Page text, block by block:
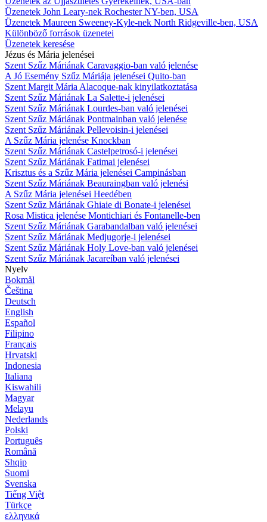
Üzenetek John Leary-nek Rochester NY-ben, USA
Üzenetek Maureen Sweeney-Kyle-nek North Ridgeville-ben, USA
Különböző források üzenetei
Üzenetek keresése
Jézus és Mária jelenései
Szent Szűz Máriának Caravaggio-ban való jelenése
A Jó Esemény Szűz Máriája jelenései Quito-ban
Szent Margit Mária Alacoque-nak kinyilatkoztatása
Szent Szűz Máriának La Salette-i jelenései
Szent Szűz Máriának Lourdes-ban való jelenései
Szent Szűz Máriának Pontmainban való jelenése
Szent Szűz Máriának Pellevoisin-i jelenései
A Szűz Mária jelenése Knockban
Szent Szűz Máriának Castelpetrosó-i jelenései
Szent Szűz Máriának Fatimai jelenései
Krisztus és a Szűz Mária jelenései Campinásban
Szent Szűz Máriának Beauraingban való jelenési
A Szűz Mária jelenései Heedében
Szent Szűz Máriának Ghiaie di Bonate-i jelenései
Rosa Mistica jelenése Montichiari és Fontanelle-ben
Szent Szűz Máriának Garabandalban való jelenései
Szent Szűz Máriának Medjugorje-i jelenései
Szent Szűz Máriának Holy Love-ban való jelenései
Szent Szűz Máriának Jacareíban való jelenései
Nyelv
Bokmål
Čeština
Deutsch
English
Español
Filipino
Français
Hrvatski
Indonesia
Italiana
Kiswahili
Magyar
Melayu
Nederlands
Polski
Português
Română
Shqip
Suomi
Svenska
Tiếng Việt
Türkçe
ελληνικά